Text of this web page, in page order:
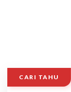
CARI TAHU